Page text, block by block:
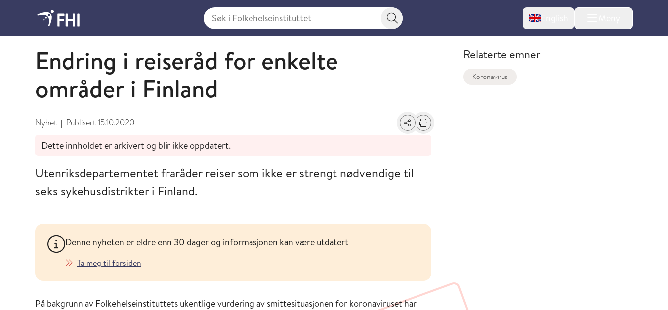
Søk i Folkehelseinstituttet
Søkeknapp English
Oktober
Endring i reiseråd for enkelte
områder i Finland
Nyhet | Publisert15.10.2020 Del Skriv ut
Dette innholdet er arkivert og blir ikke oppdatert.
Utenriksdepartementet fraråder reiser som ikke er strengt nødvendige til
seks sykehusdistrikter i Finland.
Denne nyheten er eldre enn 30 dager og informasjonen kan være utdatert
Ta meg til forsiden
På bakgrunn av Folkehelseinstituttets ukentlige vurdering av smittesituasjonen for koronaviruset har
Relaterte emner
Koronavirus